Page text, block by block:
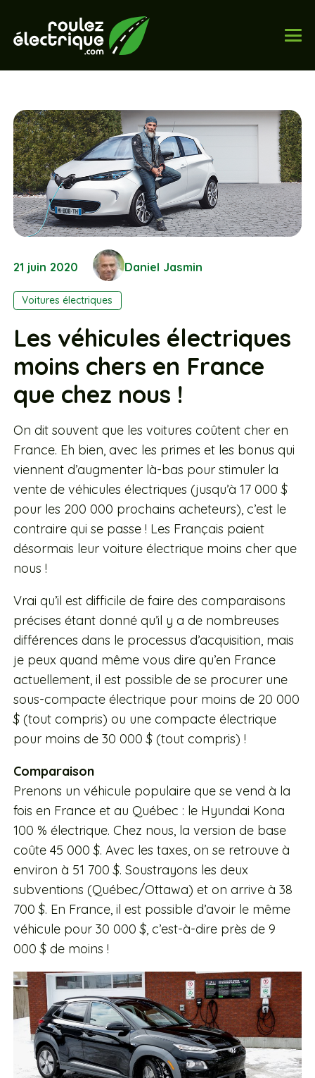
21 juin 2020 Daniel Jasmin
Voitures électriques
Les véhicules électriques
moins chers en France
que chez nous !
On dit souvent que les voitures coûtent cher en
France. Eh bien, avec les primes et les bonus qui
viennent d’augmenter là-bas pour stimuler la
vente de véhicules électriques (jusqu’à 17 000 $
pour les 200 000 prochains acheteurs), c’est le
contraire qui se passe ! Les Français paient
désormais leur voiture électrique moins cher que
nous !
Vrai qu’il est difficile de faire des comparaisons
précises étant donné qu’il y a de nombreuses
différences dans le processus d’acquisition, mais
je peux quand même vous dire qu’en France
actuellement, il est possible de se procurer une
sous-compacte électrique pour moins de 20 000
$ (tout compris) ou une compacte électrique
pour moins de 30 000 $ (tout compris) !
Comparaison
Prenons un véhicule populaire que se vend à la
fois en France et au Québec : le Hyundai Kona
100 % électrique. Chez nous, la version de base
coûte 45 000 $. Avec les taxes, on se retrouve à
environ à 51 700 $. Soustrayons les deux
subventions (Québec/Ottawa) et on arrive à 38
700 $. En France, il est possible d’avoir le même
véhicule pour 30 000 $, c’est-à-dire près de 9
000 $ de moins !